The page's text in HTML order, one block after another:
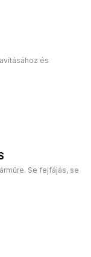
és
Se fejfájás, se